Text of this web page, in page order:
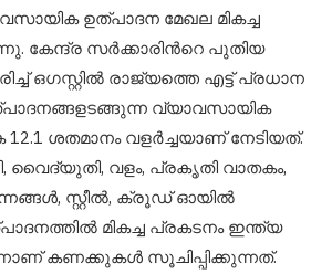
ഉത്പാദന മേഖല മികച്ച
കേന്ദ്ര സര്‍ക്കാരിന്‍റെ പുതിയ
ഒഗസ്റ്റില്‍ രാജ്യത്തെ എട്ട് പ്രധാന
വ്യാവസായിക
ശതമാനം വളര്‍ച്ചയാണ് നേടിയത്.
വൈദ്യുതി, വളം, പ്രകൃതി വാതകം,
സ്റ്റീല്‍, ക്രൂഡ് ഓയില്‍
മികച്ച പ്രകടനം ഇന്ത്യ
കണക്കുകള്‍ സൂചിപ്പിക്കുന്നത്.